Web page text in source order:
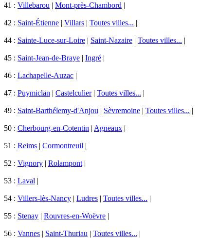
41 : Villebarou | Mont-près-Chambord |
42 : Saint-Étienne | Villars | Toutes villes... |
44 : Sainte-Luce-sur-Loire | Saint-Nazaire | Toutes villes... |
45 : Saint-Jean-de-Braye | Ingré |
46 : Lachapelle-Auzac |
47 : Puymiclan | Castelculier| Toutes villes... |
49 : Saint-Barthélemy-d'Anjou | Sèvremoine | Toutes villes... |
50 : Cherbourg-en-Cotentin | Agneaux |
51 : Reims | Cormontreuil |
52 : Vignory | Rolampont |
53 : Laval |
54 : Villers-lès-Nancy | Ludres | Toutes villes... |
55 : Stenay | Rouvres-en-Woëvre |
56 : Vannes | Saint-Thuriau | Toutes villes... |